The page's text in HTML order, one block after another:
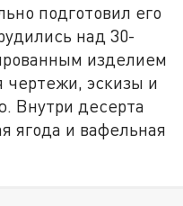
подготовил его
над 30-
изделием
чертежи, эскизы и
Внутри десерта
ягода и вафельная